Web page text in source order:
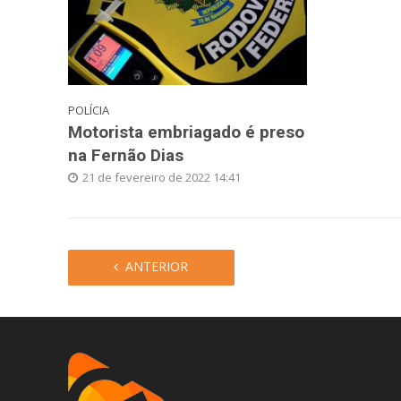
POLÍCIA
Motorista embriagado é preso
na Fernão Dias
21 de fevereiro de 2022 14:41
ANTERIOR